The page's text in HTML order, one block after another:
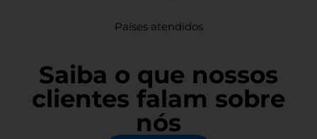
Países atendidos
Saiba o que nossos
clientes falam sobre
nós